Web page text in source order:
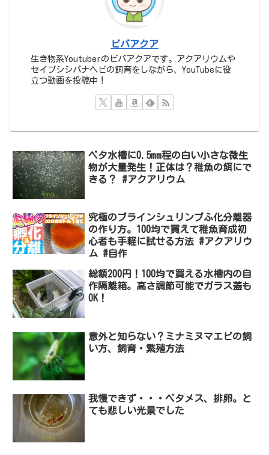
ビバアクア
生き物系Youtuberのビバアクアです。アクアリウムや
セイブシシバナヘビの飼育をしながら、YouTubeに役
立つ動画を投稿中！
ベタ水槽に0.5mm程の白い小さな微生
物が大量発生！正体は？稚魚の餌にで
きる？ #アクアリウム
究極のブラインシュリンプふ化分離器
の作り方。100均で買えて稚魚育成初
心者も手軽に試せる方法 #アクアリウ
ム #自作
総額200円！100均で買える水槽内の自
作隔離箱。高さ調節可能でガラス蓋も
OK！
意外と知らない？ミナミヌマエビの飼
い方、飼育・繁殖方法
我慢できず・・・ベタメス、排卵。と
ても悲しい光景でした